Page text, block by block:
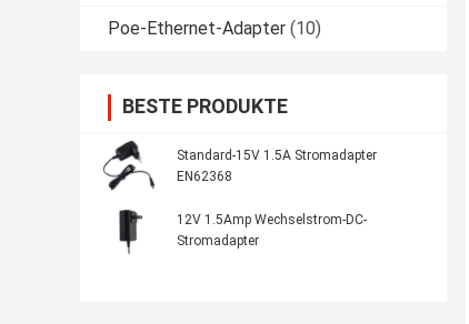
Poe-Ethernet-Adapter (10)
BESTE PRODUKTE
Standard-15V 1.5A Stromadapter
EN62368
12V 1.5Amp Wechselstrom-DC-
Stromadapter